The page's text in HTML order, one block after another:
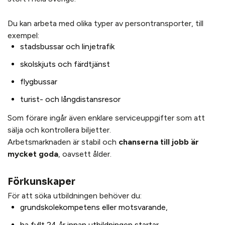
Du kan arbeta med olika typer av persontransporter, till
exempel:
stadsbussar och linjetrafik
skolskjuts och färdtjänst
flygbussar
turist- och långdistansresor
Som förare ingår även enklare serviceuppgifter som att
sälja och kontrollera biljetter.
Arbetsmarknaden är stabil och chanserna till jobb är
mycket goda , oavsett ålder.
Förkunskaper
För att söka utbildningen behöver du:
grundskolekompetens eller motsvarande,